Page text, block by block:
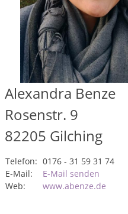
Alexandra Benze
Rosenstr. 9
82205 Gilching
Telefon: 0176 - 31 59 31 74
E-Mail:
E-Mail senden
Web:
www.abenze.de